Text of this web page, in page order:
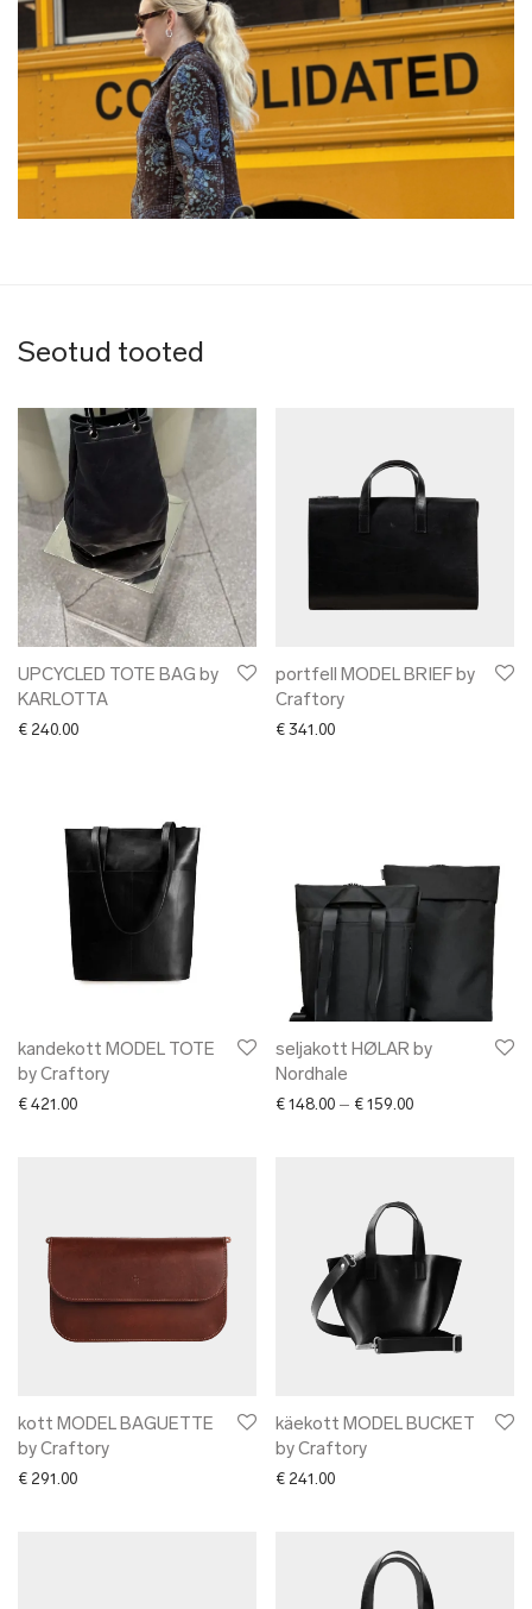
Seotud tooted
UPCYCLED TOTE BAG by
KARLOTTA
€ 240.00
portfell MODEL BRIEF by
Craftory
€ 341.00
kandekott MODEL TOTE
by Craftory
€ 421.00
seljakott HØLAR by
Nordhale
€ 148.00 – € 159.00Price range: €
kott MODEL BAGUETTE
by Craftory
€ 291.00
käekott MODEL BUCKET
by Craftory
€ 241.00